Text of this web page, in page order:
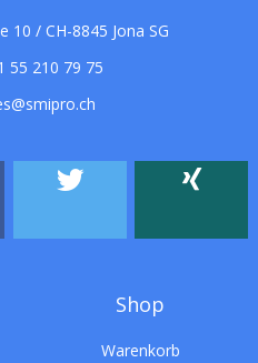
10 / CH-8845 Jona SG
55 210 79 75
Shop
Warenkorb